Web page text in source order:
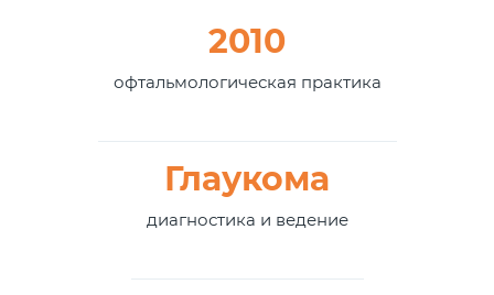
2010
офтальмологическая практика
Глаукома
диагностика и ведение